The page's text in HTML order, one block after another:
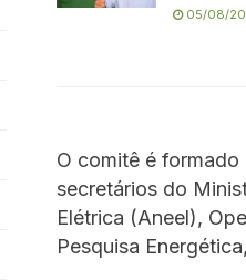
05/08/
O comitê é
secretários do
Elétrica (Aneel),
Pesquisa